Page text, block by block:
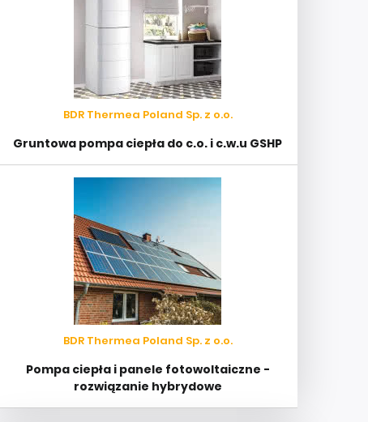
BDR Thermea Poland Sp. z o.o.
Gruntowa pompa ciepła do c.o. i c.w.u GSHP
BDR Thermea Poland Sp. z o.o.
Pompa ciepła i panele fotowoltaiczne -
rozwiązanie hybrydowe